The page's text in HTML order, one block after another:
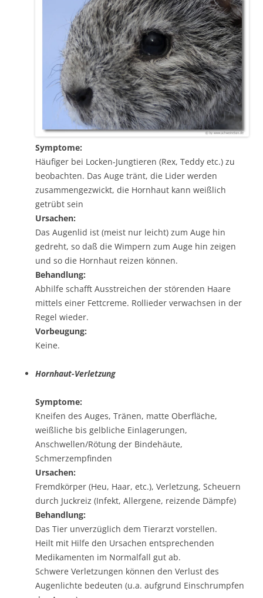
Symptome:
Häufiger bei Locken-Jungtieren (Rex, Teddy etc.) zu
beobachten. Das Auge tränt, die Lider werden
zusammengezwickt, die Hornhaut kann weißlich
getrübt sein
Ursachen:
Das Augenlid ist (meist nur leicht) zum Auge hin
gedreht, so daß die Wimpern zum Auge hin zeigen
und so die Hornhaut reizen können.
Behandlung:
Abhilfe schafft Ausstreichen der störenden Haare
mittels einer Fettcreme. Rollieder verwachsen in der
Regel wieder.
Vorbeugung:
Keine.
Hornhaut-Verletzung
Symptome:
Kneifen des Auges, Tränen, matte Oberfläche,
weißliche bis gelbliche Einlagerungen,
Anschwellen/Rötung der Bindehäute,
Schmerzempfinden
Ursachen:
Fremdkörper (Heu, Haar, etc.), Verletzung, Scheuern
durch Juckreiz (Infekt, Allergene, reizende Dämpfe)
Behandlung:
Das Tier unverzüglich dem Tierarzt vorstellen.
Heilt mit Hilfe den Ursachen entsprechenden
Medikamenten im Normalfall gut ab.
Schwere Verletzungen können den Verlust des
Augenlichte bedeuten (u.a. aufgrund Einschrumpfen